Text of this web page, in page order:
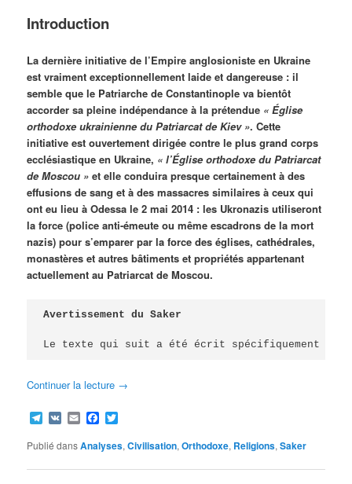
Introduction
La dernière initiative de l’Empire anglosioniste en Ukraine
est vraiment exceptionnellement laide et dangereuse : il
semble que le Patriarche de Constantinople va bientôt
accorder sa pleine indépendance à la prétendue « Église
orthodoxe ukrainienne du Patriarcat de Kiev ». Cette
initiative est ouvertement dirigée contre le plus grand corps
ecclésiastique en Ukraine, « l’Église orthodoxe du Patriarcat
de Moscou » et elle conduira presque certainement à des
effusions de sang et à des massacres similaires à ceux qui
ont eu lieu à Odessa le 2 mai 2014 : les Ukronazis utiliseront
la force (police anti-émeute ou même escadrons de la mort
nazis) pour s’emparer par la force des églises, cathédrales,
monastères et autres bâtiments et propriétés appartenant
actuellement au Patriarcat de Moscou.
Avertissement du Saker
Le texte qui suit a été écrit spécifiquement
Continuer la lecture →
Telegram
VK EmailFacebook
Publié dansAnalyses,Civilisation,Orthodoxe, Religions,Saker